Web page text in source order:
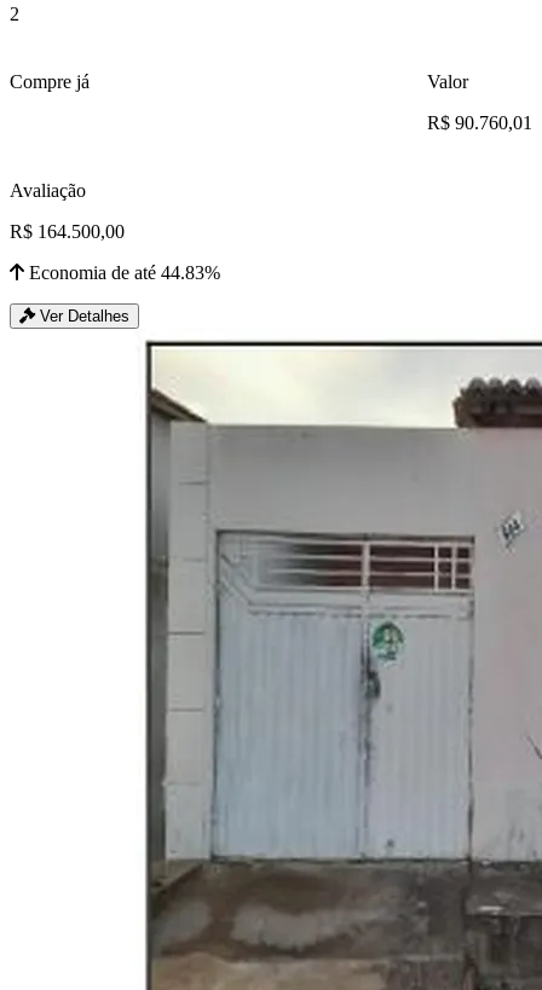
2
Compre já
Valor
R$ 90.760,01
Avaliação
R$ 164.500,00
Economia de até 44.83%
Ver Detalhes